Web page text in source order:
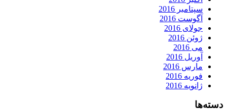
سپتامبر 2016
آگوست 2016
جولای 2016
ژوئن 2016
می 2016
آوریل 2016
مارس 2016
فوریه 2016
ژانویه 2016
دسته‌ها